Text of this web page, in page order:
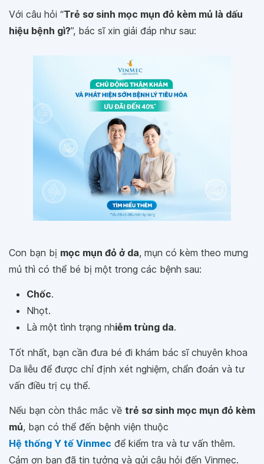
Với câu hỏi “Trẻ sơ sinh mọc mụn đỏ kèm mủ là dấu
hiệu bệnh gì?”, bác sĩ xin giải đáp như sau:
Con bạn bị mọc mụn đỏ ở da, mụn có kèm theo mưng
mủ thì có thể bé bị một trong các bệnh sau:
Chốc.
Nhọt.
Là một tình trạng nhiễm trùng da.
Tốt nhất, bạn cần đưa bé đi khám bác sĩ chuyên khoa
Da liễu để được chỉ định xét nghiệm, chẩn đoán và tư
vấn điều trị cụ thể.
Nếu bạn còn thắc mắc về trẻ sơ sinh mọc mụn đỏ kèm
mủ, bạn có thể đến bệnh viện thuộc
Hệ thống Y tế Vinmec để kiểm tra và tư vấn thêm.
Cảm ơn bạn đã tin tưởng và gửi câu hỏi đến Vinmec.